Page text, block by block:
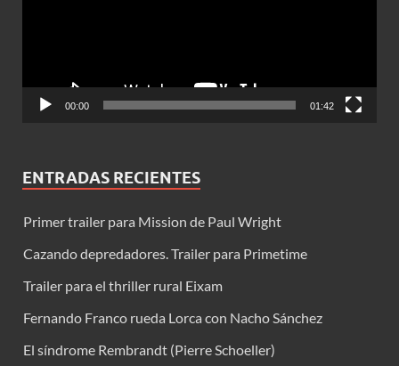
00:00 01:42
ENTRADAS RECIENTES
Primer trailer para Mission de Paul Wright
Cazando depredadores. Trailer para Primetime
Trailer para el thriller rural Eixam
Fernando Franco rueda Lorca con Nacho Sánchez
El síndrome Rembrandt (Pierre Schoeller)